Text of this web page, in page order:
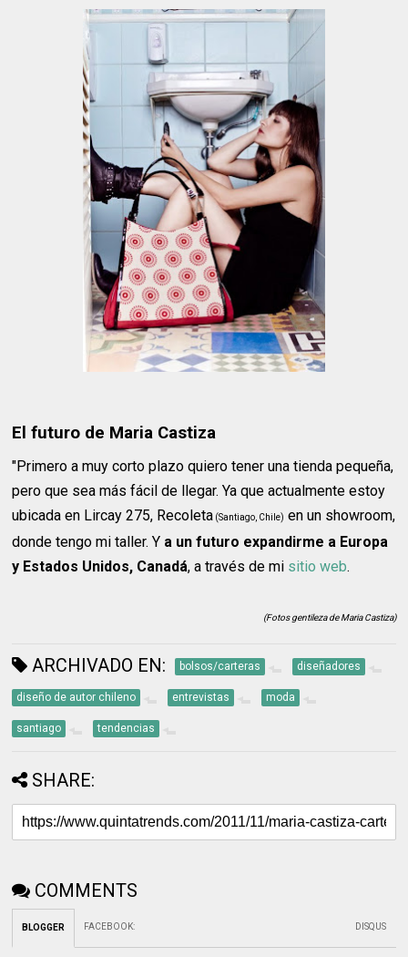
El futuro de Maria Castiza
"Primero a muy corto plazo quiero tener una tienda pequeña,
pero que sea más fácil de llegar. Ya que actualmente estoy
ubicada en Lircay 275, Recoleta (Santiago, Chile) en un showroom,
donde tengo mi taller. Y a un futuro expandirme a Europa
y Estados Unidos, Canadá, a través de mi sitio web.
(Fotos gentileza de Maria Castiza)
ARCHIVADO EN: bolsos/carteras diseñadores
diseño de autor chileno entrevistas moda
santiago tendencias
SHARE:
COMMENTS
BLOGGER FACEBOOK: DISQUS